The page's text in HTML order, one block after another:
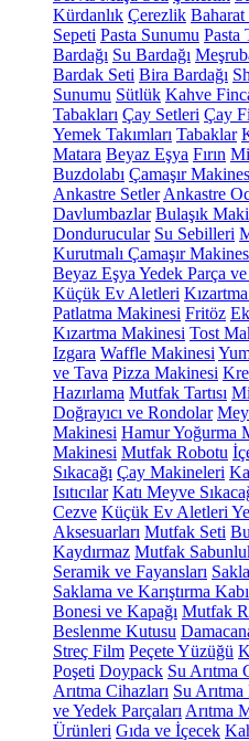
Kürdanlık Çerezlik Baharat
Sepeti Pasta Sunumu Pasta
Bardağı Su Bardağı
Bardak Seti Bira Bardağı
Sunumu Sütlük Kahve
Tabakları Çay Setleri Çay
Yemek Takımları Tabaklar
Matara Beyaz Eşya Fırın
Buzdolabı Çamaşır
Ankastre Setler Ankastre
Davlumbazlar Bulaşık
Dondurucular Su Sebilleri
Kurutmalı Çamaşır
Beyaz Eşya Yedek Parça
Küçük Ev Aletleri
Patlatma Makinesi Fritöz
Kızartma Makinesi Tost
Izgara Waffle Makinesi
ve Tava Pizza Makinesi
Hazırlama Mutfak Tartısı
Doğrayıcı ve Rondolar
Makinesi Hamur Yoğurma
Makinesi Mutfak Robotu
Sıkacağı Çay Makineleri
Isıtıcılar Katı Meyve
Cezve Küçük Ev Aletleri
Aksesuarları Mutfak Seti
Kaydırmaz Mutfak
Seramik ve Fayansları
Saklama ve Karıştırma Kabı
Bonesi ve Kapağı Mutfak
Beslenme Kutusu
Streç Film Peçete Yüzüğü
Poşeti Doypack Su Arıtma
Arıtma Cihazları Su
ve Yedek Parçaları Arıtma
Ürünleri Gıda ve İçecek